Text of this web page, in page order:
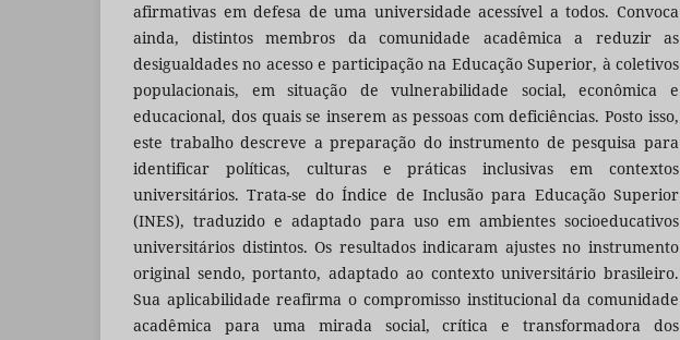
afirmativas em defesa de uma universidade acessível a todos. Convoca
ainda, distintos membros da comunidade acadêmica a reduzir as
desigualdades no acesso e participação na Educação Superior, à coletivos
populacionais, em situação de vulnerabilidade social, econômica e
educacional, dos quais se inserem as pessoas com deficiências. Posto isso,
este trabalho descreve a preparação do instrumento de pesquisa para
identificar políticas, culturas e práticas inclusivas em contextos
universitários. Trata-se do Índice de Inclusão para Educação Superior
(INES), traduzido e adaptado para uso em ambientes socioeducativos
universitários distintos. Os resultados indicaram ajustes no instrumento
original sendo, portanto, adaptado ao contexto universitário brasileiro.
Sua aplicabilidade reafirma o compromisso institucional da comunidade
acadêmica para uma mirada social, crítica e transformadora dos